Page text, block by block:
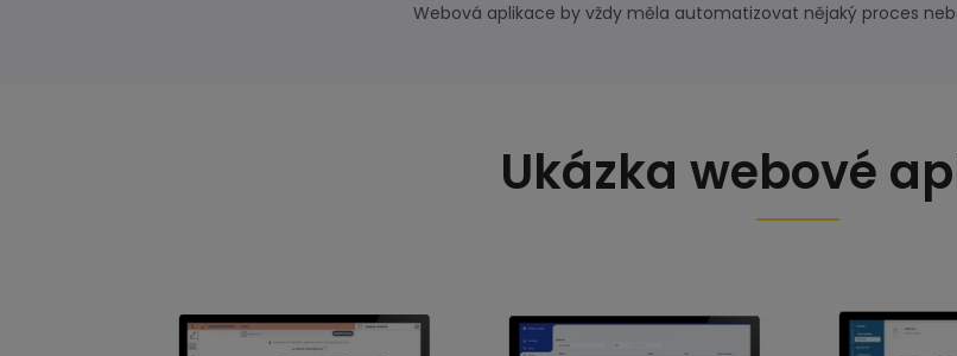
Webová aplikace by vždy měla automatizovat nějaký proces
Ukázka webové